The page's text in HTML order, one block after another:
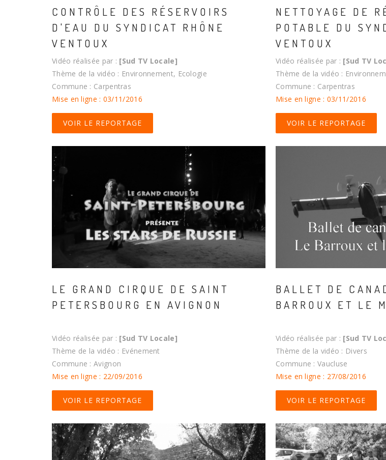
CONTRÔLE DES RÉSERVOIRS
D'EAU DU SYNDICAT RHÔNE
VENTOUX
Vidéo réalisée par : [Sud TV Locale]
Thème de la vidéo : Environnement, Ecologie
Commune : Carpentras
Mise en ligne : 03/11/2016
VOIR LE REPORTAGE
NETTOYAGE DE
POTABLE DU
VENTOUX
Vidéo réalisée par : [Sud TV
Thème de la vidéo :
Commune : Carpentras
Mise en ligne : 03/11/2016
VOIR LE REPORTAGE
LE GRAND CIRQUE DE SAINT
PETERSBOURG EN AVIGNON
Vidéo réalisée par : [Sud TV Locale]
Thème de la vidéo : Evénement
Commune : Avignon
Mise en ligne : 22/09/2016
VOIR LE REPORTAGE
BALLET DE
BARROUX ET LE
Vidéo réalisée par : [Sud TV
Thème de la vidéo : Divers
Commune : Vaucluse
Mise en ligne : 27/08/2016
VOIR LE REPORTAGE